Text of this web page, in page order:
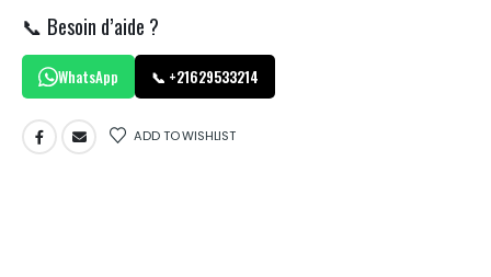
📞 Besoin d’aide ?
WhatsApp 📞 +21629533214
ADD TO WISHLIST